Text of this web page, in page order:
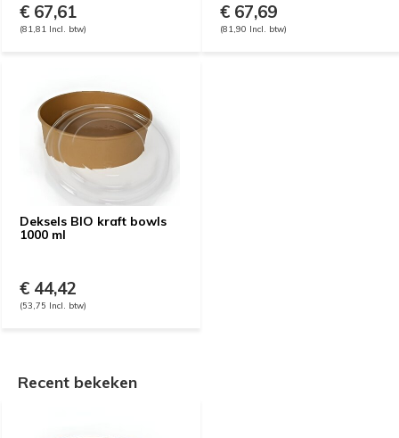
€ 67,61
(81,81 Incl. btw)
€ 67,69
(81,90 Incl. btw)
Deksels BIO kraft bowls
1000 ml
€ 44,42
(53,75 Incl. btw)
Recent bekeken